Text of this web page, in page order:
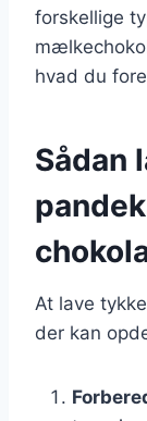
forskellige
hvad du
Sådan
At lave
der kan